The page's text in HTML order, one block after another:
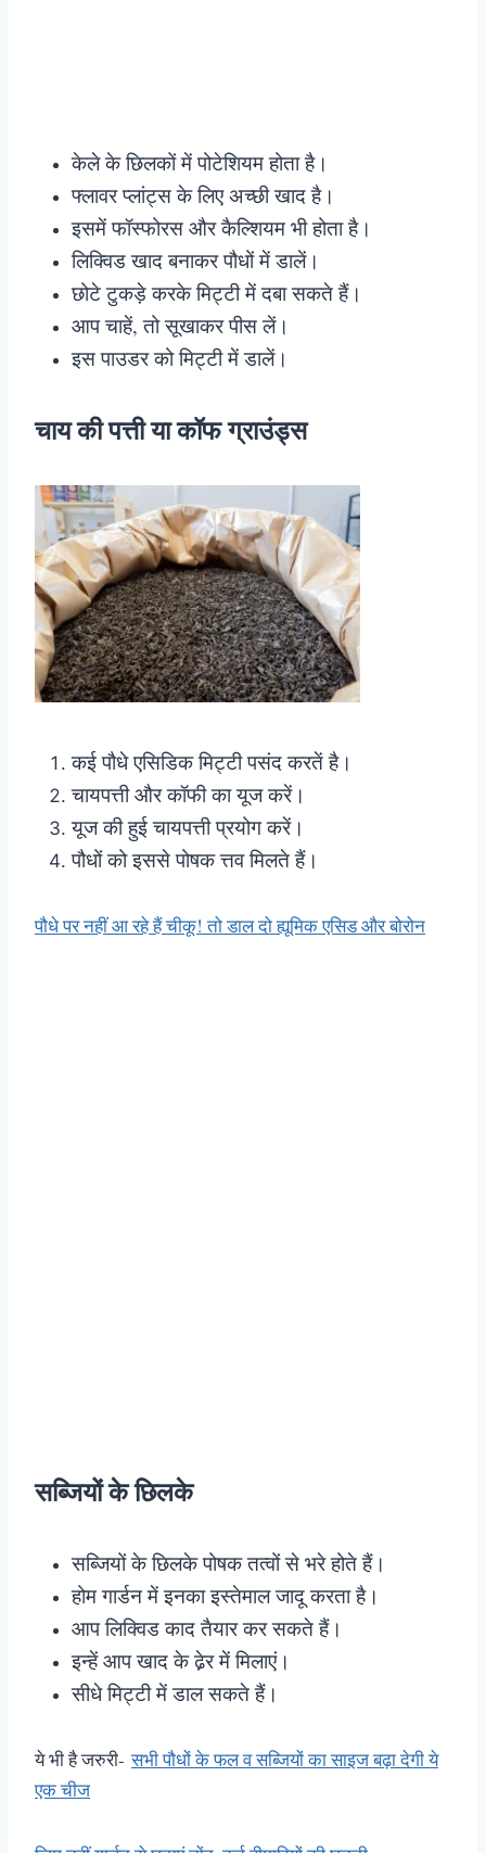
केले के छिलकों में पोटेशियम होता है।
फ्लावर प्लांट्स के लिए अच्छी खाद है।
इसमें फॉस्फोरस और कैल्शियम भी होता है।
लिक्विड खाद बनाकर पौधों में डालें।
छोटे टुकड़े करके मिट्टी में दबा सकते हैं।
आप चाहें, तो सूखाकर पीस लें।
इस पाउडर को मिट्टी में डालें।
चाय की पत्ती या कॉफ ग्राउंड्स
कई पौधे एसिडिक मिट्टी पसंद करतें है।
चायपत्ती और कॉफी का यूज करें।
यूज की हुई चायपत्ती प्रयोग करें।
पौधों को इससे पोषक त्तव मिलते हैं।
पौधे पर नहीं आ रहे हैं चीकू! तो डाल दो ह्यूमिक एसिड और बोरोन
सब्जियों के छिलके
सब्जियों के छिलके पोषक तत्वों से भरे होते हैं।
होम गार्डन में इनका इस्तेमाल जादू करता है।
आप लिक्विड काद तैयार कर सकते हैं।
इन्हें आप खाद के ढे़र में मिलाएं।
सीधे मिट्टी में डाल सकते हैं।
ये भी है जरुरी-सभी पौधों के फल व सब्जियों का साइज बढ़ा देगी ये
एक चीज